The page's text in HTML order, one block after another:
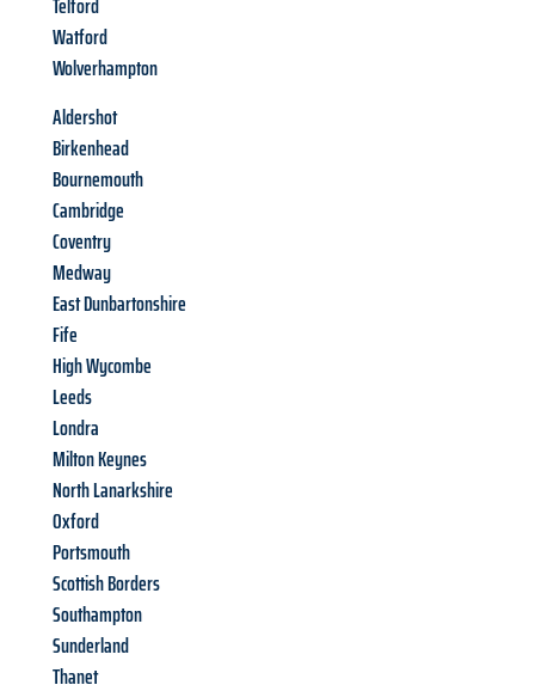
Watford
Wolverhampton
Aldershot
Birkenhead
Bournemouth
Cambridge
Coventry
Medway
East Dunbartonshire
Fife
High Wycombe
Leeds
Londra
Milton Keynes
North Lanarkshire
Oxford
Portsmouth
Scottish Borders
Southampton
Sunderland
Thanet